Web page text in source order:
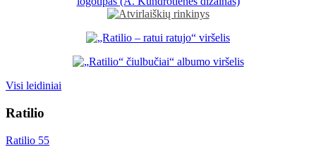
Visi leidiniai
Ratilio
Ratilio 55